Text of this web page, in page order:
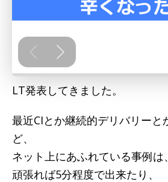
LT発表してきました。
最近CIとか継続的デリバリーと
ど、
ネット上にあふれている事例
頑張れば5分程度で出来たり、